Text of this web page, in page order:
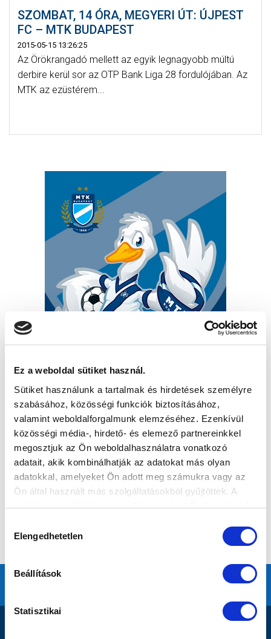
Ez a weboldal sütiket használ.
Sütiket használunk a tartalmak és hirdetések személyre
szabásához, közösségi funkciók biztosításához,
valamint weboldalforgalmunk elemzéséhez. Ezenkívül
közösségi média-, hirdető- és elemező partnereinkkel
megosztjuk az Ön weboldalhasználatra vonatkozó
adatait, akik kombinálhatják az adatokat más olyan
adatokkal, amelyeket Ön adott meg számukra vagy az
Ön által használt más szolgáltatásokból gyűjtöttek. A
weboldalon való böngészés folytatásával Ön hozzájárul a
kiválasztása
Elengedhetetlen
Beállítások
Statisztikai
SZOMBAT, 14 ÓRA, MEGYERI ÚT: ÚJPEST
FC – MTK BUDAPEST
2015-05-15 13:26:25
Az Örökrangadó mellett az egyik legnagyobb múltú
derbire kerül sor az OTP Bank Liga 28 fordulójában. Az
MTK az ezüstérem...